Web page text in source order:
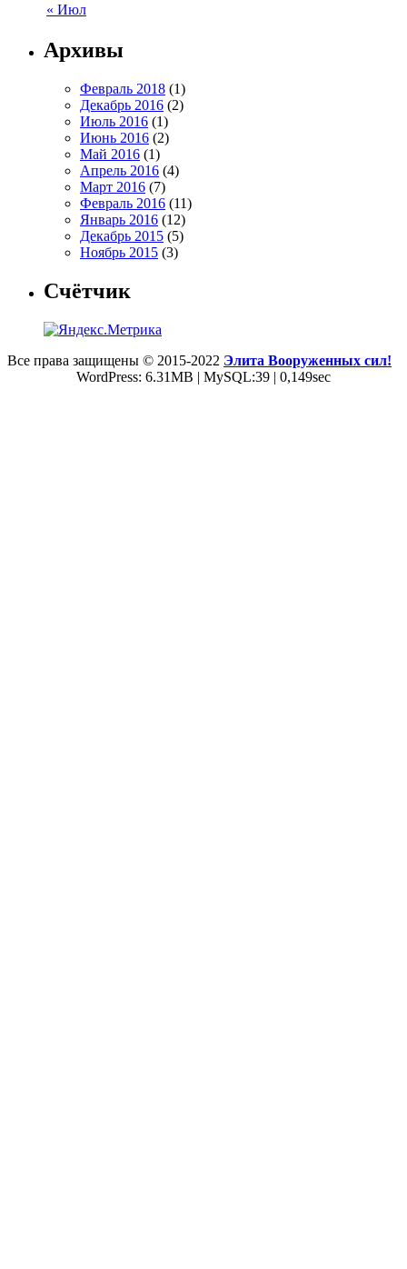
« Июл
Архивы
Февраль 2018 (1)
Декабрь 2016 (2)
Июль 2016 (1)
Июнь 2016 (2)
Май 2016 (1)
Апрель 2016 (4)
Март 2016 (7)
Февраль 2016 (11)
Январь 2016 (12)
Декабрь 2015 (5)
Ноябрь 2015 (3)
Счётчик
Все права защищены © 2015-2022 Элита Вооруженных сил!
WordPress: 6.31MB | MySQL:39 | 0,149sec